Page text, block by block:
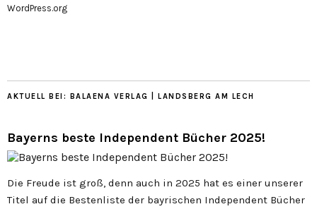
WordPress.org
AKTUELL BEI: BALAENA VERLAG | LANDSBERG AM LECH
Bayerns beste Independent Bücher 2025!
Die Freude ist groß, denn auch in 2025 hat es einer unserer
Titel auf die Bestenliste der bayrischen Independent Bücher